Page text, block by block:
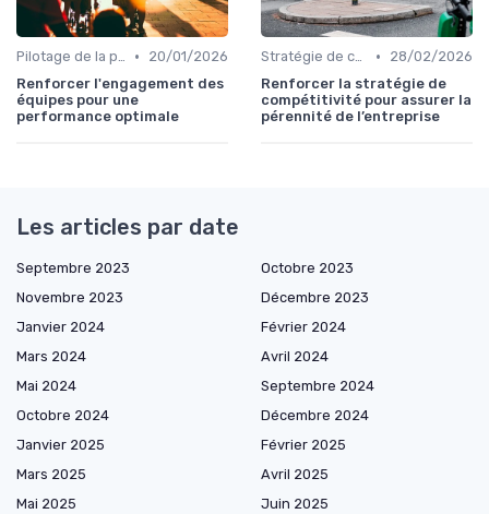
Pilotage de la performance globale •
20/01/2026
Renforcer l'engagement des
équipes pour une
performance optimale
Stratégie de croissance •
28/02/2026
Renforcer la stratégie de
compétitivité pour assurer la
pérennité de l’entreprise
Les articles par date
Septembre 2023
Octobre 2023
Novembre 2023
Décembre 2023
Janvier 2024
Février 2024
Mars 2024
Avril 2024
Mai 2024
Septembre 2024
Octobre 2024
Décembre 2024
Janvier 2025
Février 2025
Mars 2025
Avril 2025
Mai 2025
Juin 2025